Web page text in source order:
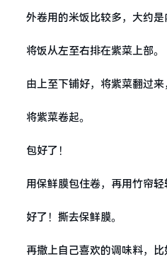
外卷用的米饭比较多，大约
将饭从左至右排在紫菜上部。
由上至下铺好，将紫菜翻过
将紫菜卷起。
包好了！
用保鲜膜包住卷，再用竹帘轻
好了！撕去保鲜膜。
再撒上自己喜欢的调味料，比